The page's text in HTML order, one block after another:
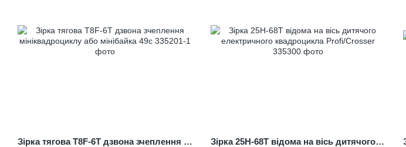
Зірка тягова T8F-6T дзвона зчеплення мініквадроциклу або мінібайка 49с Зірка 25H-68T відома на вісь дитячого електричного квадроцикла Profi/Crosser